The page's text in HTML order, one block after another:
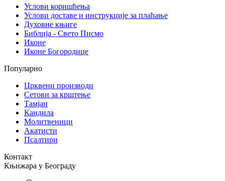
Услови коришћења
Услови доставе и инструкције за плаћање
Духовне књиге
Библија - Свето Писмо
Иконе
Иконе Богородице
Популарно
Црквени производи
Сетови за крштење
Тамјан
Кандила
Молитвеници
Акатисти
Псалтири
Контакт
Књижара у Београду